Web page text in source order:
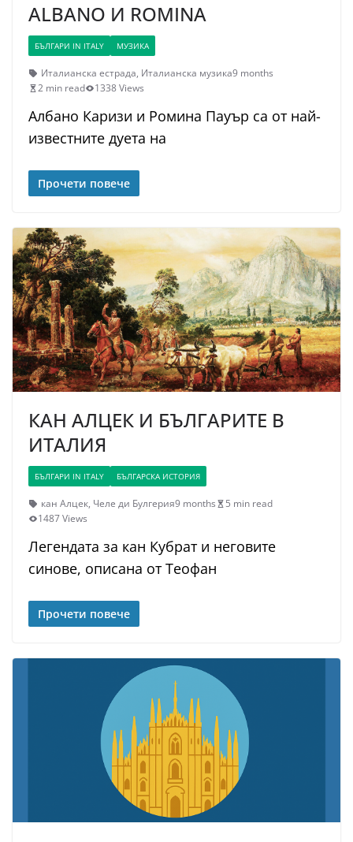
ALBANO И ROMINA
БЪЛГАРИ IN ITALY МУЗИКА
Италианска естрада, Италианска музика9 months
2 min read
1338 Views
Албано Каризи и Ромина Пауър са от най-
известните дуета на
Прочети повече
КАН АЛЦЕК И БЪЛГАРИТЕ В
ИТАЛИЯ
БЪЛГАРИ IN ITALY БЪЛГАРСКА ИСТОРИЯ
кан Алцек, Челе ди Булгерия9 months
5 min read
1487 Views
Легендата за кан Кубрат и неговите
синове, описана от Теофан
Прочети повече